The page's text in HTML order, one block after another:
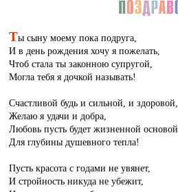
Ты сыну моему пока подруга,
И в день рождения хочу я пожелать,
Чтоб стала ты законною супругой,
Могла тебя я дочкой называть!
Счастливой будь и сильной, и здоровой,
Желаю я удачи и добра,
Любовь пусть будет жизненной основой
Для глубины душевного тепла!
Пусть красота с годами не увянет,
И стройность никуда не убежит,